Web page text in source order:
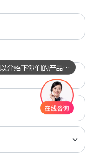
可以介绍下你们的产品么？